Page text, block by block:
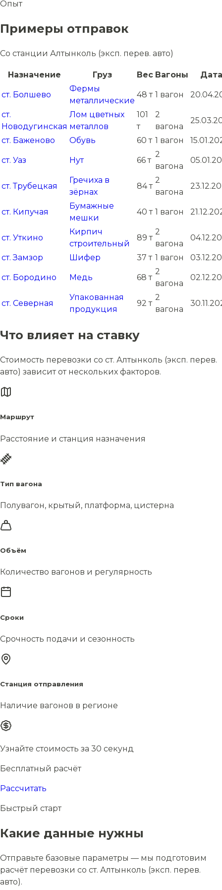
Опыт
Примеры отправок
Со станции Алтынколь (эксп. перев. авто)
Назначение Груз Вес Вагоны Дата
ст. Болшево
Фермы
металлические
48 т 1 вагон
ст.
Новодугинская
Лом цветных
металлов
101
т
2
вагона
ст. Баженово Обувь 60 т 1 вагон
ст. Уаз Нут 66 т
2
вагона
ст. Трубецкая
Гречиха в
зёрнах
84 т
2
вагона
ст. Кипучая
Бумажные
мешки
40 т 1 вагон
ст. Уткино
Кирпич
строительный
89 т
2
вагона
ст. Замзор Шифер 37 т 1 вагон
ст. Бородино Медь 68 т
2
вагона
ст. Северная
Упакованная
продукция
92 т
2
вагона
Что влияет на ставку
Стоимость перевозки со ст. Алтынколь (эксп. перев.
авто) зависит от нескольких факторов.
Маршрут
Расстояние и станция назначения
Тип вагона
Полувагон, крытый, платформа, цистерна
Объём
Количество вагонов и регулярность
Сроки
Срочность подачи и сезонность
Станция отправления
Наличие вагонов в регионе
Узнайте стоимость за 30 секунд
Бесплатный расчёт
Рассчитать
Быстрый старт
Какие данные нужны
Отправьте базовые параметры — мы подготовим
расчёт перевозки со ст. Алтынколь (эксп. перев.
авто).